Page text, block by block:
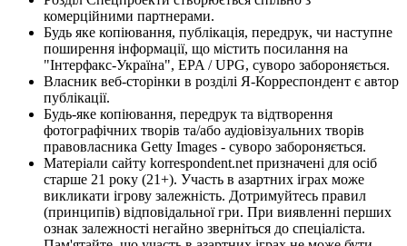
комерційними партнерами.
Будь яке копіювання, публікація, передрук, чи наступне
поширення інформації, що містить посилання на
"Інтерфакс-Україна", EPA / UPG, суворо забороняється.
Власник веб-сторінки в розділі Я-Корреспондент є автор
публікації.
Будь-яке копіювання, передрук та відтворення
фотографічних творів та/або аудіовізуальних творів
правовласника Getty Images - суворо забороняється.
Матеріали сайту korrespondent.net призначені для осіб
старше 21 року (21+). Участь в азартних іграх може
викликати ігрову залежність. Дотримуйтесь правил
(принципів) відповідальної гри. При виявленні перших
ознак залежності негайно зверніться до спеціаліста.